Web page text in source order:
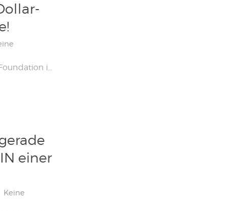
Am 21. Januar 2021 präsentierte die Raspberry Pi Foundation ihr eigenes Mikrocontroller-Board, das Raspberry Pi Pico, das für 4 US-Dollar angekündigt wurde! Nach dem Wechsel der Single Board Computer-Branche (oder Single Board-Computer in gutem Französisch) beabsichtigt die Stiftung daher, die Mikrocontroller-Branche in Angriff zu nehmen. In diesem Artikel erfahren Sie, wie Sie den Raspberry Pi […]
einer
Keine